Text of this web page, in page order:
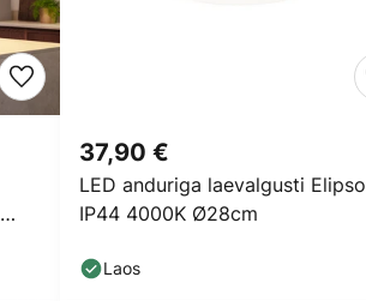
LED anduriga laevalgusti Elipso
IP44 4000K Ø28cm
37,90 €
Laos